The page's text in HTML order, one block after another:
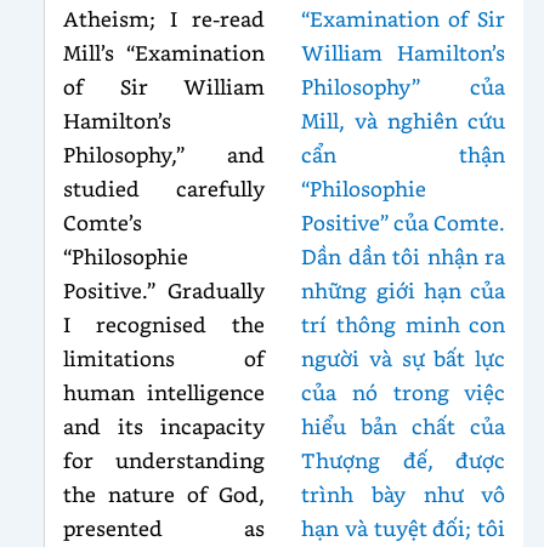
Atheism; I re-read
Mill’s “Examination
of Sir William
Hamilton’s
Philosophy,” and
studied carefully
Comte’s
“Philosophie
Positive.” Gradually
I recognised the
limitations of
human intelligence
and its incapacity
for understanding
the nature of God,
presented as
“Examination of Sir
William Hamilton’s
Philosophy” của
Mill, và nghiên cứu
cẩn thận
“Philosophie
Positive” của Comte.
Dần dần tôi nhận ra
những giới hạn của
trí thông minh con
người và sự bất lực
của nó trong việc
hiểu bản chất của
Thượng đế, được
trình bày như vô
hạn và tuyệt đối; tôi